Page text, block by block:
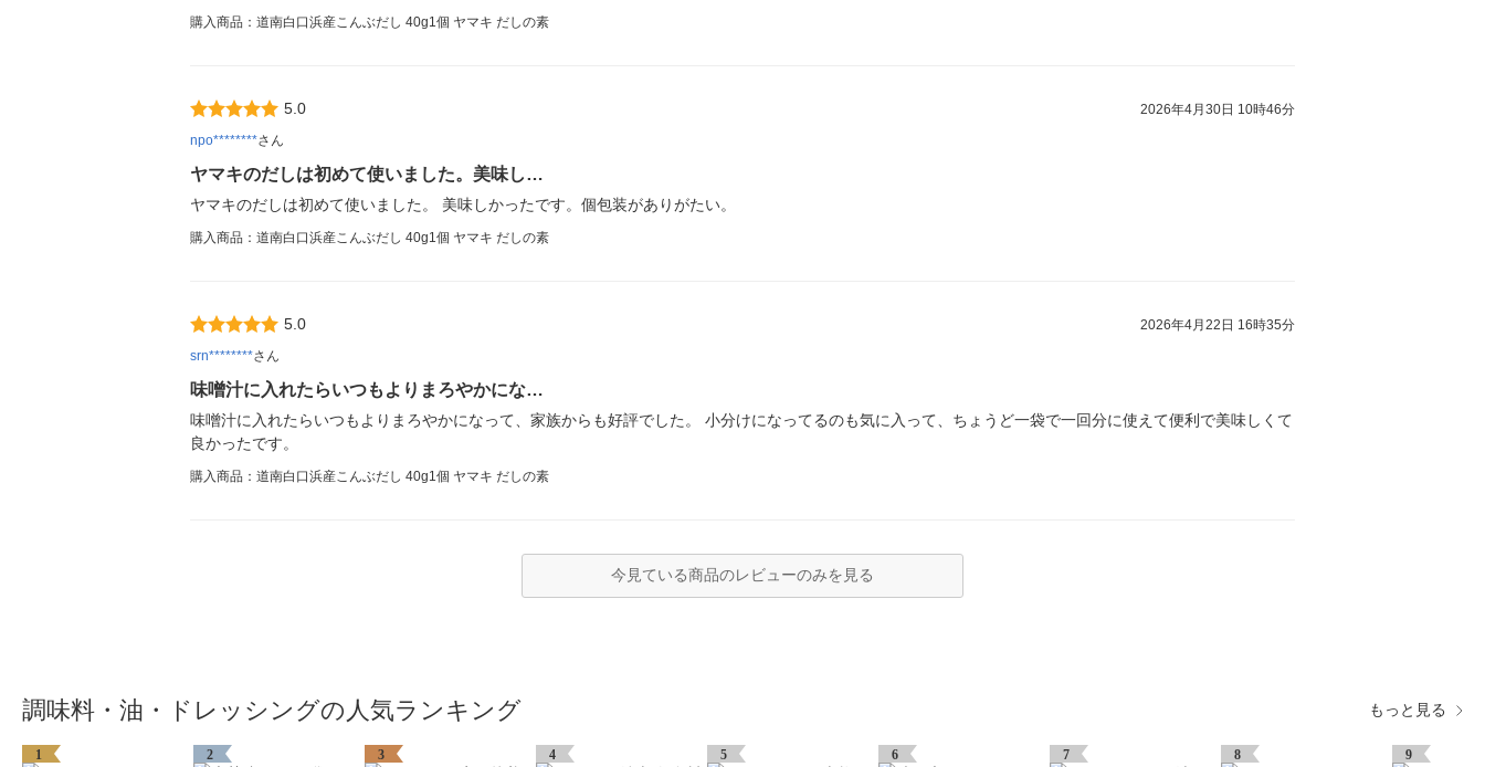
購入商品：道南白口浜産こんぶだし 40g1個 ヤマキ だしの素
5.0
2026年4月30日 10時46分
npo********さん
ヤマキのだしは初めて使いました。美味し…
ヤマキのだしは初めて使いました。 美味しかったです。個包装がありがたい。
購入商品：道南白口浜産こんぶだし 40g1個 ヤマキ だしの素
5.0
2026年4月22日 16時35分
srn********さん
味噌汁に入れたらいつもよりまろやかにな…
味噌汁に入れたらいつもよりまろやかになって、家族からも好評でした。 小分けになってるのも気に入って、ちょうど一袋で一回分に使えて便利で美味しくて
良かったです。
購入商品：道南白口浜産こんぶだし 40g1個 ヤマキ だしの素
今見ている商品のレビューのみを見る
調味料・油・ドレッシングの人気ランキング もっと見る
1 2 3 4 5 6 7 8 9